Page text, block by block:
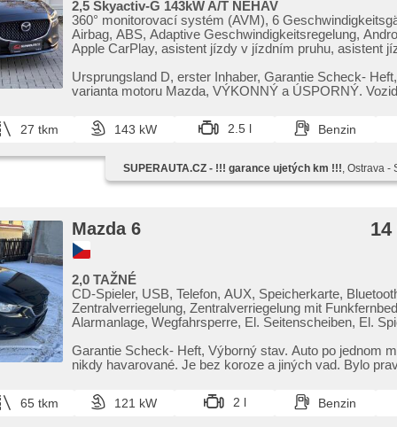
2,5 Skyactiv-G 143kW A/T NEHAV
360° monitorovací systém (AVM), 6
Airbag, ABS, Adaptive Geschwindigkeitsregelung,
Apple CarPlay, asistent jízdy v jízdním pruhu, asistent
Klimaautomatik, Automatikgetriebe, automatisch im
automatické přepínání dálkových světel, Autoradio,
Zentralverriegelung, Teilbare Rücksitzbank, täglich
Seitenscheiben, El. Klappspiegel, El. Spiegel,
počítače, Uhr Spur, Blind Spot Anzeige, Wegfahrsperre,
adaptivní světlomety, LED denní svícení, Alufelgen,
paket, Multifunktionslenkrad, Lenkrad einstellbar,
parkovací senzory přední, parkovací senzory zadní,
Längssitzvorschub, Positionssitze, Servolenkung,
Antriebsschlupfregelung (ASR), Vorderlichter LED,
zrcátka, Navigation, Scheibenwischersensor,
Reifendrucksensor, Überwachung der Ermüdung des
Elektronisches Stabilitätsprogramm (ESP), Start-Stop
starten per Taste, Dachträger, Anhängerkupplung,
Scheiben, ukazatel rychlostního limitu (SLIF), USB,
Außenthermometer, volba jízdního režimu, beheizte
Spiegel, beheizte Lenkrad, Ausziehbare Kopflehnen,
höheneinstellbare Sitze, zadní loketní opěrka,
Heck LED Leuchte, zatmavená zadní skla
Ursprungsland D,​ erster Inhaber,​ Garantie Scheck​-
varianta motoru Mazda,​ VÝKONNÝ a ÚSPORNÝ.
27 tkm 143 kW 2.5 l Benzin
SUPERAUTA.CZ - !!! garance ujetých km !!!, Ostrava -
Mazda 6 14
2,0 TAŽNÉ
CD-Spieler, USB, Telefon, AUX, Speicherkarte,
Zentralverriegelung, Zentralverriegelung mit
Alarmanlage, Wegfahrsperre, El. Seitenscheiben, El.
Nebelscheinwerfer, Klimaautomatik, Teilbare
Sitze, 2-Zonen Klimaanlage, höheneinstellbare
Navigation, isofix, Anhängerkupplung, Alufelgen, ABS,
Antriebsschlupfregelung (ASR), Elektronisches
Garantie Scheck​- Heft,​ Výborný stav. Auto po jednom
nikdy havarované. Je bez koroze a jiných vad. Bylo
65 tkm 121 kW 2 l Benzin